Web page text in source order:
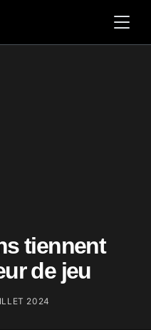
tiennent
de jeu
2024